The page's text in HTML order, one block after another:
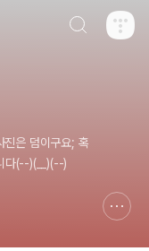
진은 덤이구요; 혹
다(--)(__)(--)